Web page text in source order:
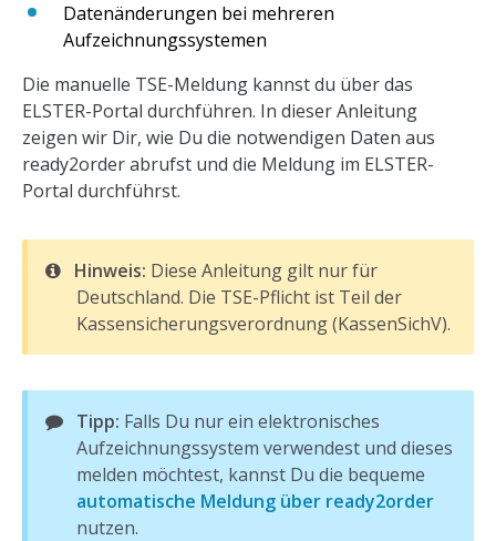
Datenänderungen bei mehreren
Aufzeichnungssystemen
Die manuelle TSE-Meldung kannst du über das
ELSTER-Portal durchführen. In dieser Anleitung
zeigen wir Dir, wie Du die notwendigen Daten aus
ready2order abrufst und die Meldung im ELSTER-
Portal durchführst.
Hinweis: Diese Anleitung gilt nur für
Deutschland. Die TSE-Pflicht ist Teil der
Kassensicherungsverordnung (KassenSichV).
Tipp: Falls Du nur ein elektronisches
Aufzeichnungssystem verwendest und dieses
melden möchtest, kannst Du die bequeme
automatische Meldung über ready2order
nutzen.